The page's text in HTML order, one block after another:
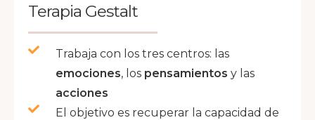
Terapia Gestalt
Trabaja con los tres centros: las
emociones, los pensamientos y las
acciones
El objetivo es recuperar la capacidad de